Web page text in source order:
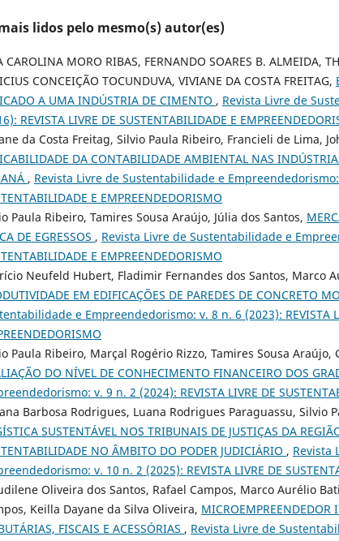
lidos pelo mesmo(s) autor(es)
CAROLINA MORO RIBAS, FERNANDO SOARES B. ALMEIDA,
CONCEIÇÃO TOCUNDUVA, VIVIANE DA COSTA FREITAG,
A UMA INDÚSTRIA DE CIMENTO , Revista Livre de
REVISTA LIVRE DE SUSTENTABILIDADE E
da Costa Freitag, Silvio Paula Ribeiro, Francieli de Lima,
DA CONTABILIDADE AMBIENTAL NAS
, Revista Livre de Sustentabilidade e Empreendedorismo:
E EMPREENDEDORISMO
Paula Ribeiro, Tamires Sousa Araújo, Júlia dos Santos,
DE EGRESSOS , Revista Livre de Sustentabilidade e
E EMPREENDEDORISMO
Neufeld Hubert, Fladimir Fernandes dos Santos, Marco
EM EDIFICAÇÕES DE PAREDES DE CONCRETO
e Empreendedorismo: v. 8 n. 6 (2023): REVISTA
Paula Ribeiro, Marçal Rogério Rizzo, Tamires Sousa
DO NÍVEL DE CONHECIMENTO FINANCEIRO DOS
v. 9 n. 2 (2024): REVISTA LIVRE DE
Barbosa Rodrigues, Luana Rodrigues Paraguassu, Silvio
SUSTENTÁVEL NOS TRIBUNAIS DE JUSTIÇAS DA
NO ÂMBITO DO PODER JUDICIÁRIO , Revista
v. 10 n. 2 (2025): REVISTA LIVRE DE
Oliveira dos Santos, Rafael Campos, Marco Aurélio
Keilla Dayane da Silva Oliveira, MICROEMPREENDEDOR
FISCAIS E ACESSÓRIAS , Revista Livre de